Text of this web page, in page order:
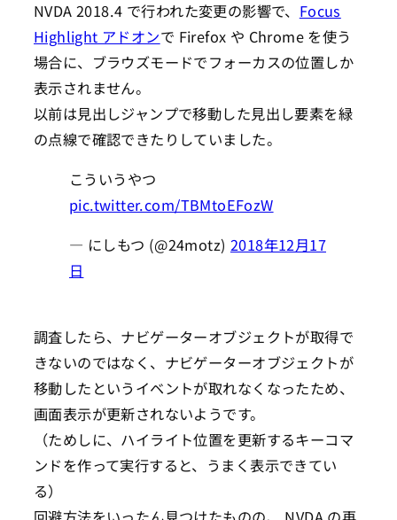
NVDA 2018.4 で行われた変更の影響で、 Focus
Highlight アドオンで Firefox や Chrome を使う
場合に、ブラウズモードでフォーカスの位置しか
表示されません。
以前は見出しジャンプで移動した見出し要素を緑
の点線で確認できたりしていました。
こういうやつ
pic.twitter.com/TBMtoEFozW
— にしもつ (@24motz) 2018年12月17
日
調査したら、ナビゲーターオブジェクトが取得で
きないのではなく、ナビゲーターオブジェクトが
移動したというイベントが取れなくなったため、
画面表示が更新されないようです。
（ためしに、ハイライト位置を更新するキーコマ
ンドを作って実行すると、うまく表示できてい
る）